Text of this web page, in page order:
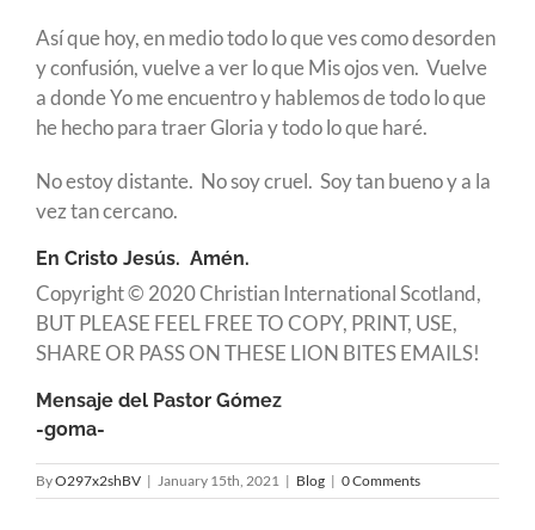
Así que hoy, en medio todo lo que ves como desorden
y confusión, vuelve a ver lo que Mis ojos ven. Vuelve
a donde Yo me encuentro y hablemos de todo lo que
he hecho para traer Gloria y todo lo que haré.
No estoy distante. No soy cruel. Soy tan bueno y a la
vez tan cercano.
En Cristo Jesús. Amén.
Copyright © 2020 Christian International Scotland,
BUT PLEASE FEEL FREE TO COPY, PRINT, USE,
SHARE OR PASS ON THESE LION BITES EMAILS!
Mensaje del Pastor Gómez
-goma-
ByO297x2shBV | January 15th, 2021 | Blog | 0 Comments